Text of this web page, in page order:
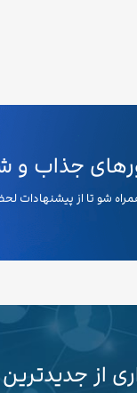
جذاب و
همراه شو تا از
از